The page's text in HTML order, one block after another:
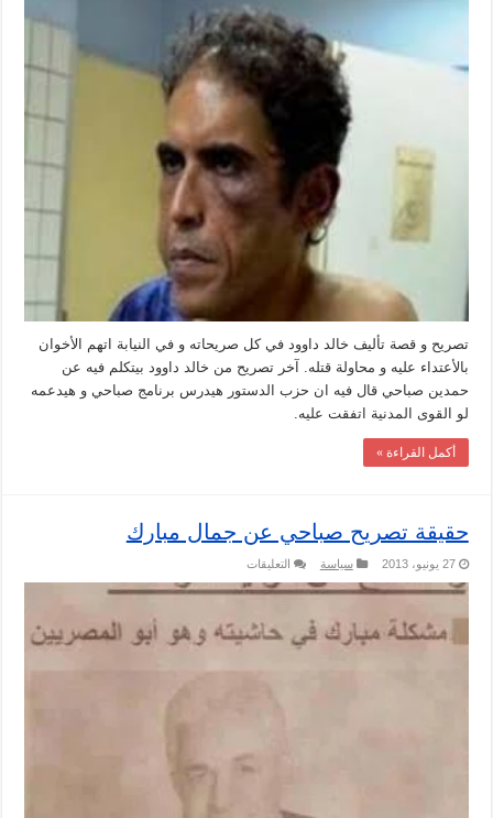
خالد
داوود
لحمدين
صباحي
مغلقة
تصريح و قصة تأليف خالد داوود في كل صريحاته و في النيابة اتهم الأخوان
بالأعتداء عليه و محاولة قتله. آخر تصريح من خالد داوود بيتكلم فيه عن
حمدين صباحي قال فيه ان حزب الدستور هيدرس برنامج صباحي و هيدعمه
لو القوى المدنية اتفقت عليه.
أكمل القراءة »
حقيقة تصريح صباحي عن جمال مبارك
27 يونيو، 2013 سياسة التعليقات
تصريح
جمال
مبارك